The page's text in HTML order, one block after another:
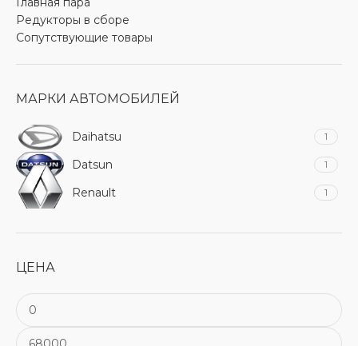
Редукторы в сборе
Сопутствующие товары
МАРКИ АВТОМОБИЛЕЙ
Daihatsu 1
Datsun 1
Renault 1
ЦЕНА